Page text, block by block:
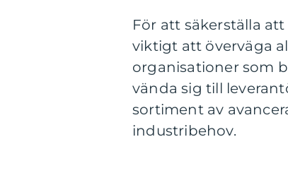
För att säkerställa
viktigt att överväga
organisationer som
vända sig till
sortiment av
industribehov.